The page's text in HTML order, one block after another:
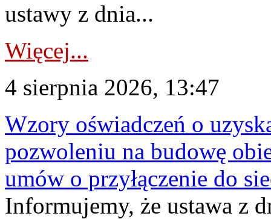
ustawy z dnia...
Więcej...
4 sierpnia 2026, 13:47
Wzory oświadczeń o
pozwoleniu na budowę
umów o przyłączenie do
Informujemy, że ustawa z